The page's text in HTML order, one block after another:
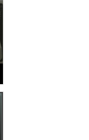
10
Eyebrows 10